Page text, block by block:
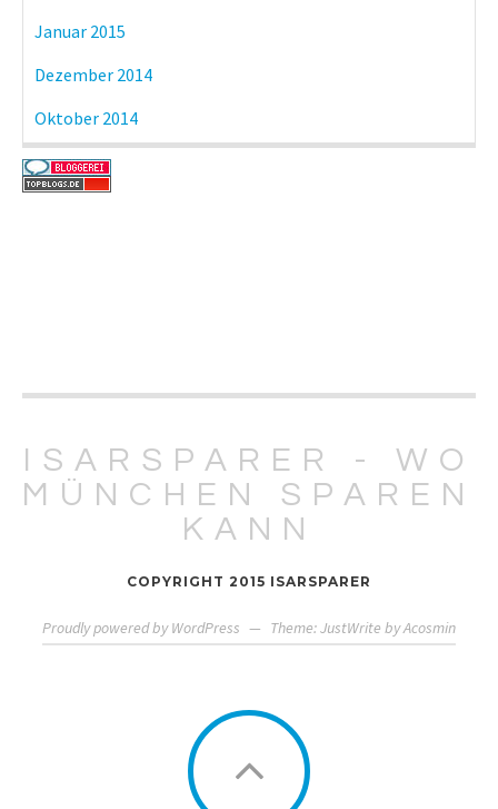
Januar 2015
Dezember 2014
Oktober 2014
ISARSPARER - WO
MÜNCHEN SPAREN
KANN
COPYRIGHT 2015 ISARSPARER
Proudly powered by WordPress — Theme: JustWrite byAcosmin